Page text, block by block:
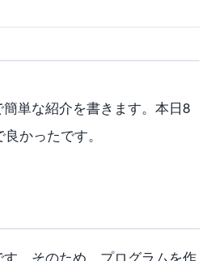
簡単な紹介を書きます。本日8
かったです。
。そのため、プログラムを作